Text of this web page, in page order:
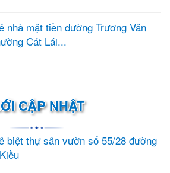
nhà mặt tiền đường Trương Văn
Cát Lái...
CẬP NHẬT
biệt thự sân vườn số 55/28 đường